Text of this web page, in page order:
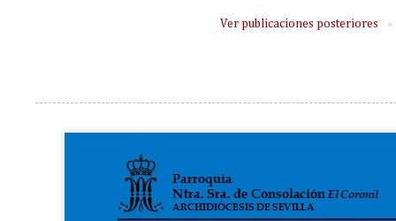
Ver publicaciones posteriores